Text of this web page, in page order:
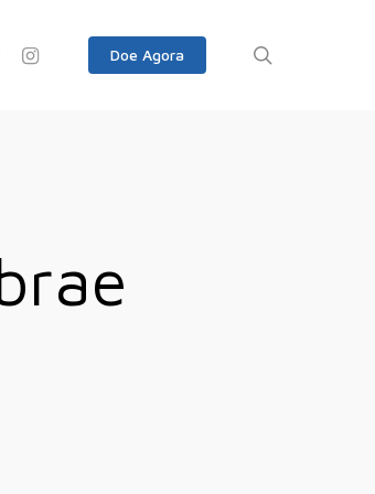
Doe Agora
Instagram